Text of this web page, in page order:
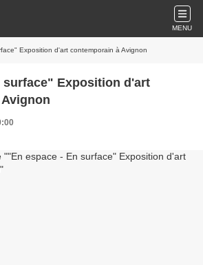
MENU
Exposition d'art contemporain à Avignon
surface" Exposition d'art